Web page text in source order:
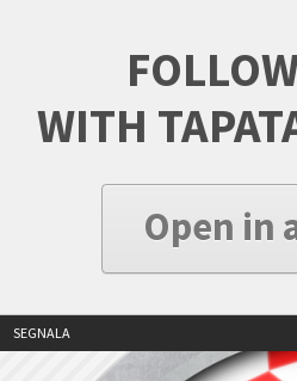
WITH
Open in
SEGNALA